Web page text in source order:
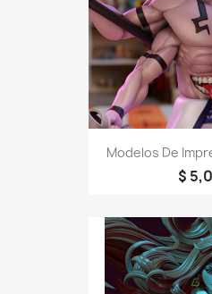
Modelos De
$